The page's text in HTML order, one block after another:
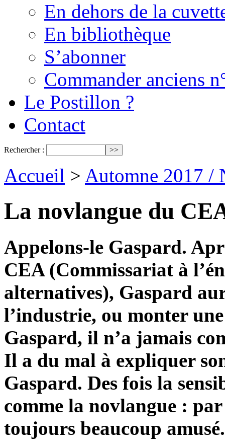
En dehors de la
En bibliothèque
S’abonner
Commander anciens
Le Postillon ?
Contact
Rechercher :
Accueil > Automne 2017 /
La novlangue du
Appelons-le Gaspard.
CEA (Commissariat à
alternatives), Gaspard
l’industrie, ou monter
Gaspard, il n’a jamais
Il a du mal à expliquer
Gaspard. Des fois la
comme la novlangue :
toujours beaucoup amusé.